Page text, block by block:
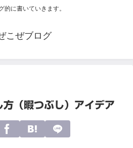
的に書いていきます。
こぜブログ
（暇つぶし）アイデア